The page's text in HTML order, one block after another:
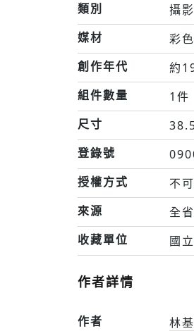
類別
攝影
媒材
彩
創作年代
約
組件數量
1件
尺寸
登錄號
授權方式
不
來源
全
收藏單位
國
作者詳情
作者
林